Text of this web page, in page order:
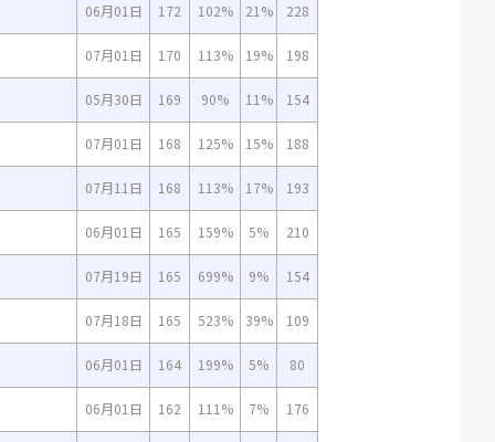
06月01日 172 102% 21% 228
07月01日 170 113% 19% 198
05月30日 169 90% 11% 154
07月01日 168 125% 15% 188
07月11日 168 113% 17% 193
06月01日 165 159% 5% 210
07月19日 165 699% 9% 154
07月18日 165 523% 39% 109
06月01日 164 199% 5% 80
06月01日 162 111% 7% 176